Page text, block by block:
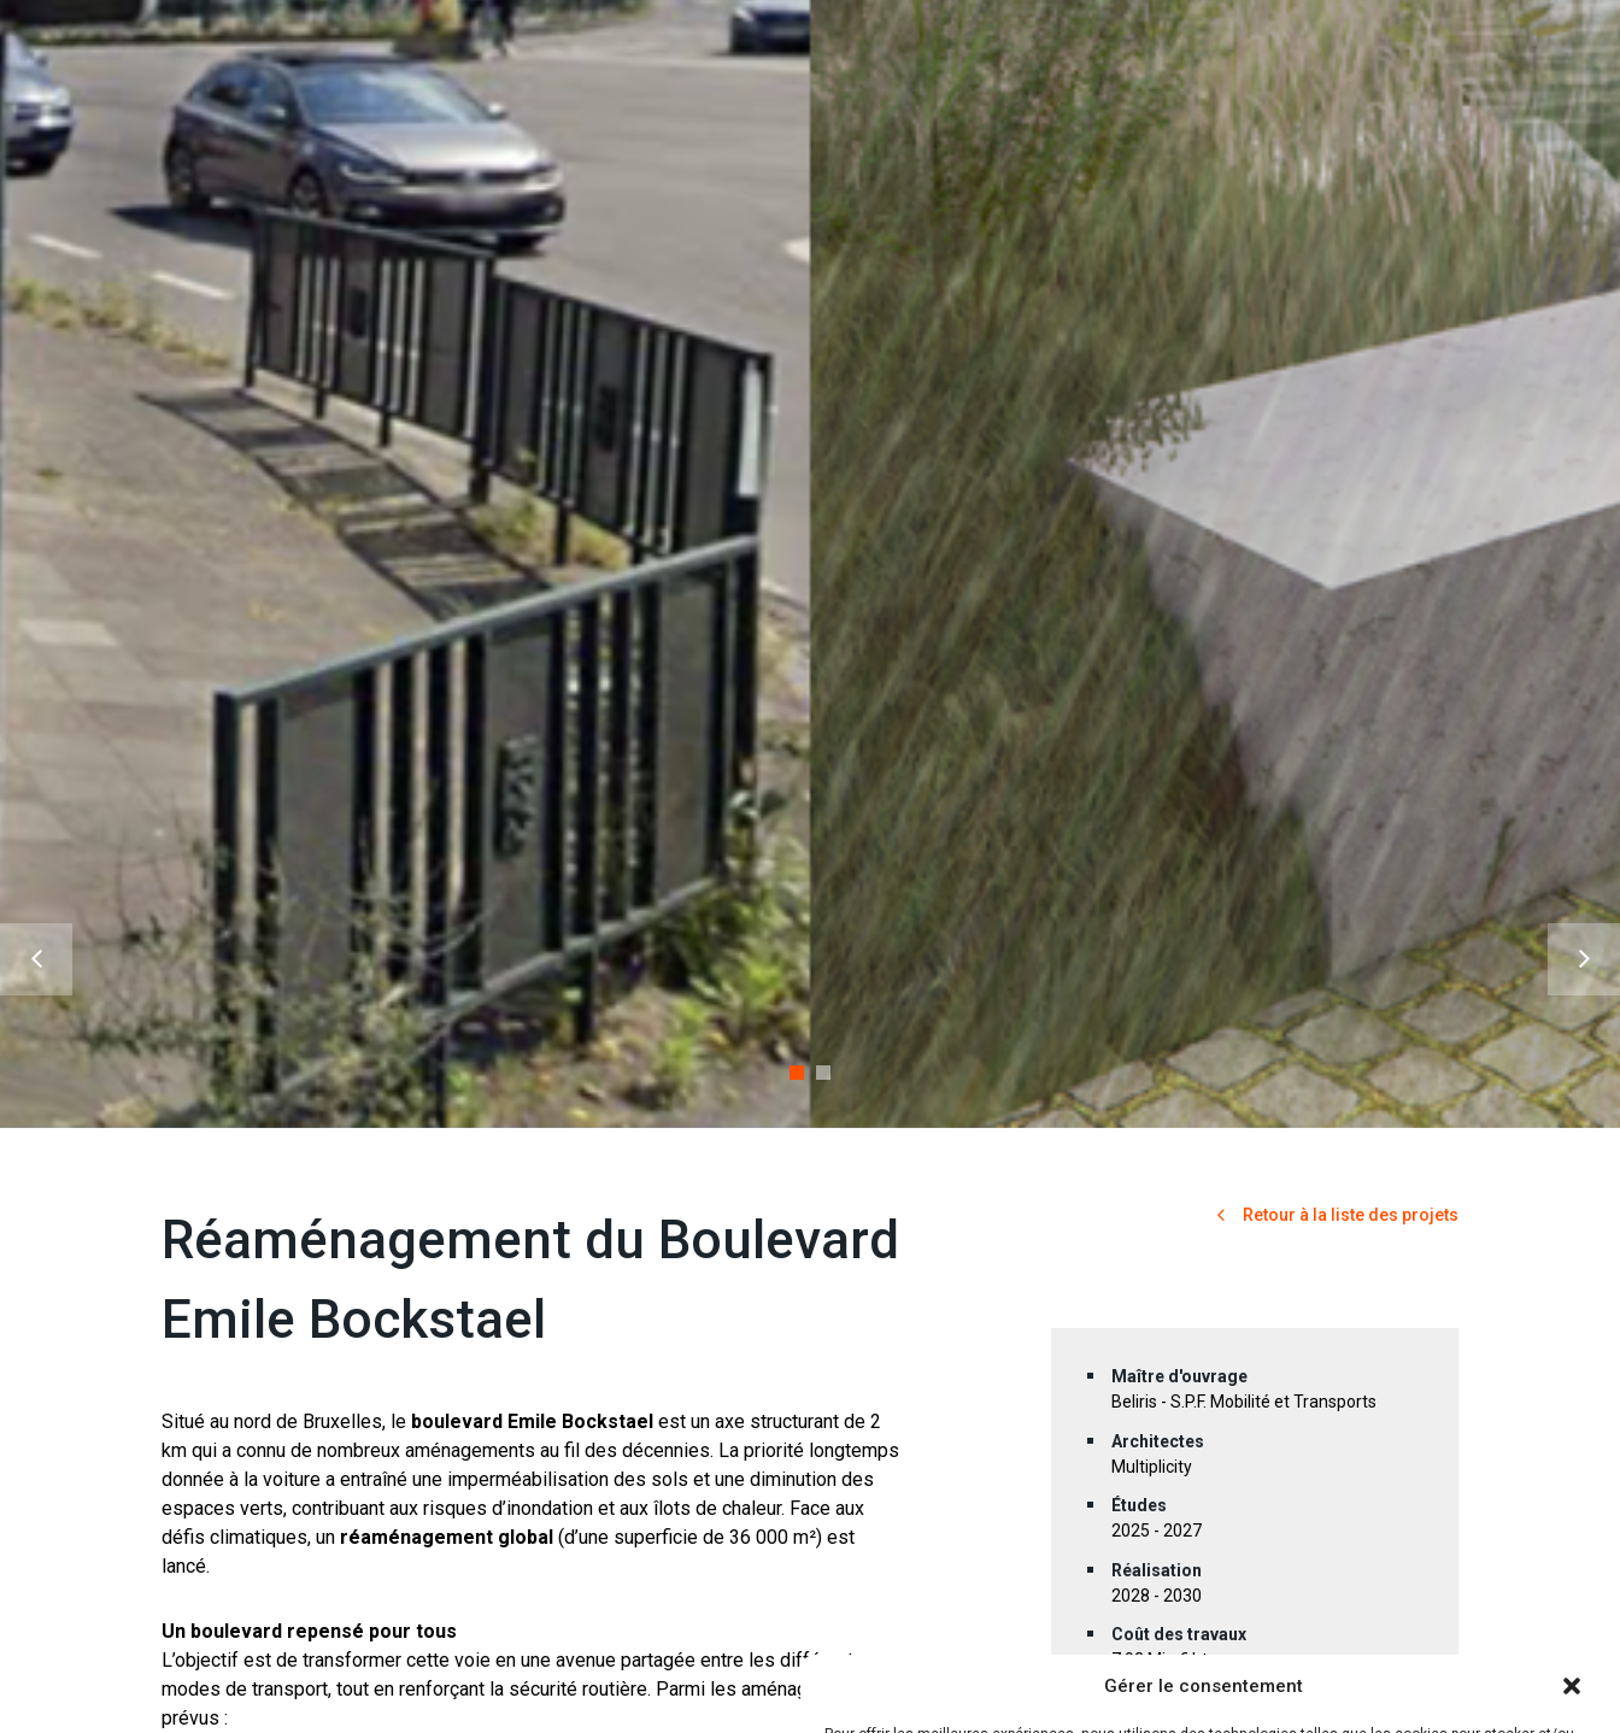
Gérer le consentement
Réaménagement du Boulevard
Emile Bockstael
Situé au nord de Bruxelles, le boulevard Emile Bockstael est un axe structurant de 2
km qui a connu de nombreux aménagements au fil des décennies. La priorité longtemps
donnée à la voiture a entraîné une imperméabilisation des sols et une diminution des
espaces verts, contribuant aux risques d’inondation et aux îlots de chaleur. Face aux
défis climatiques, un réaménagement global (d’une superficie de 36 000 m²) est
lancé.
Un boulevard repensé pour tous
L’objectif est de transformer cette voie en une avenue partagée entre les différents
modes de transport, tout en renforçant la sécurité routière. Parmi les aménagements
prévus :
Retour à la liste des projets
Maître d'ouvrage
Beliris - S.P.F. Mobilité et Transports
Architectes
Multiplicity
Études
2025 - 2027
Réalisation
2028 - 2030
Coût des travaux
7,92 Mio € htva
Situation
Boulevard Emile Bockstael à Bruxelles